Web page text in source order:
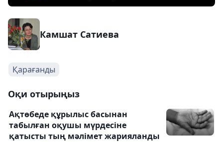
Камшат Сатиева
Қарағанды
Оқи отырыңыз
Ақтөбеде құрылыс басынан
табылған оқушы мүрдесіне
қатысты тың мәлімет жарияланды